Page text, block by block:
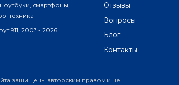
смартфоны,
911, 2003 - 2026
Отзывы
Вопросы
Блог
Контакты
защищены авторским правом и не